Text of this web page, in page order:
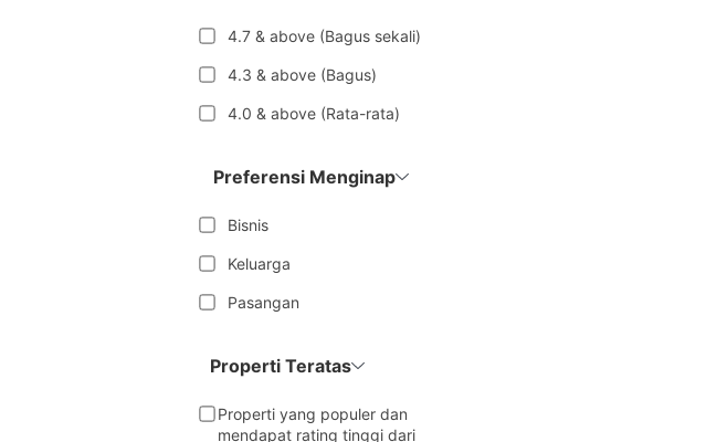
4.7 & above (Bagus sekali)
4.3 & above (Bagus)
4.0 & above (Rata-rata)
Preferensi Menginap
Bisnis
Keluarga
Pasangan
Properti Teratas
Properti yang populer dan
mendapat rating tinggi dari